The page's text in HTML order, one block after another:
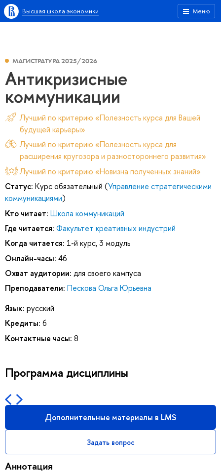
Меню
Высшая школа экономики
МАГИСТРАТУРА 2025/2026
Антикризисные
коммуникации
Лучший по критерию «Полезность курса для Вашей
будущей карьеры»
Лучший по критерию «Полезность курса для
расширения кругозора и разностороннего развития»
Лучший по критерию «Новизна полученных знаний»
Статус: Курс обязательный (Управление стратегическими
коммуникациями)
Кто читает: Школа коммуникаций
Где читается: Факультет креативных индустрий
Когда читается: 1-й курс, 3 модуль
Онлайн-часы: 46
Охват аудитории: для своего кампуса
Преподаватели: Пескова Ольга Юрьевна
Язык: русский
Кредиты: 6
Контактные часы: 8
Программа дисциплины
Дополнительные материалы в LMS
Задать вопрос
Аннотация